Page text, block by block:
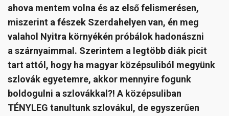
ahova mentem volna és az első felismerésen,
miszerint a fészek Szerdahelyen van, én meg
valahol Nyitra környékén próbálok hadonászni
a szárnyaimmal. Szerintem a legtöbb diák picit
tart attól, hogy ha magyar középsuliból megyünk
szlovák egyetemre, akkor mennyire fogunk
boldogulni a szlovákkal?! A középsuliban
TÉNYLEG tanultunk szlovákul, de egyszerűen